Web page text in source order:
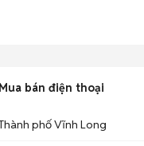
Mua bán điện thoại
phố Vĩnh Long